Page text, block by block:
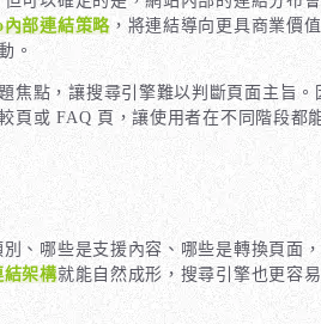
內部連結策略，將連結導向更具商業價
。
焦點，讓搜尋引擎難以判斷頁面主旨。
或 FAQ 頁，讓使用者在不同階段都
、哪些是支援內容、哪些是轉換頁面
結架構就能自然成形，搜尋引擎也更容